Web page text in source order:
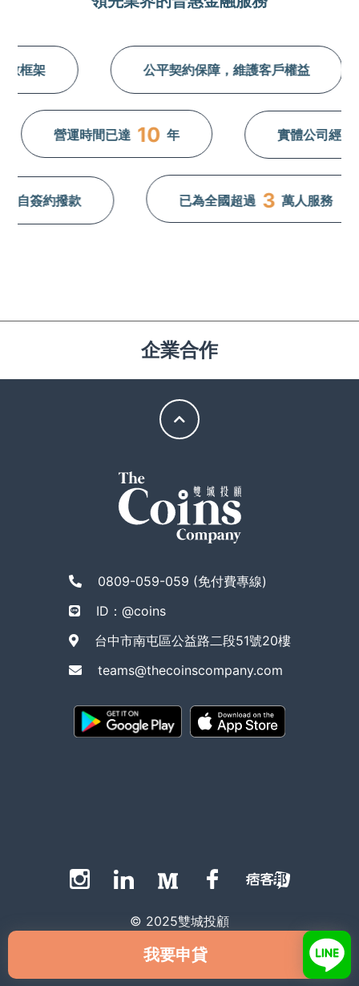
框架 公平契約保障，維護客戶權益
營運時間已達10年 實體公司經營
自簽約撥款 已為全國超過3萬人服務
我要申貸
企業合作
0809-059-059 (免付費專線)
ID：@coins
台中市南屯區公益路二段51號20樓
teams@thecoinscompany.com
© 2025雙城投顧